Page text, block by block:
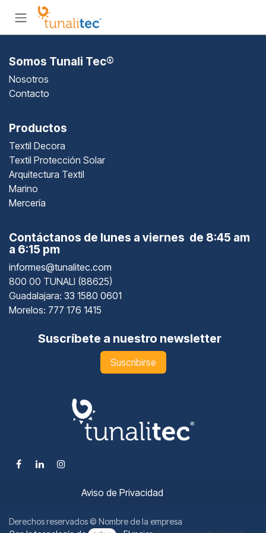
Ir al contenido
Somos Tunali Tec®
Nosotros
Contacto
Productos
Textil Decora
Textil Protección Solar
Arquitectura Textil
Marino
Mercería
Contáctanos de lunes a viernes de 8:45 am
a 6:15 pm
informes@tunalitec.com
800 00 TUNALI (88625)
Guadalajara: 33 1580 0601
Morelos: 777 176 1415
Suscríbete a nuestro newsletter
Suscribirse
Aviso de Privacidad
Derechos reservados © Nombre de la empresa